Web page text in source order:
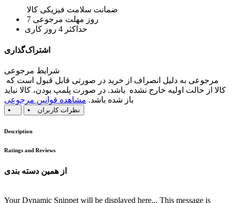
ضمانت سلامت فیزیکی کالا
7 روز مهلت مرجوعی
حداکثر 4 روز کاری
اشتراک‌گذاری
شرایط مرجوعی
کالا از حالت اولیه خارج نشده باشد. در صورت پلمپ بودن، کالا نباید
باز شده باشد. مشاهده قوانین مرجوعی
نظرات کاربران
Description
Ratings and Reviews
از همین دسته بندی
Your Dynamic Snippet will be displayed here... This message is